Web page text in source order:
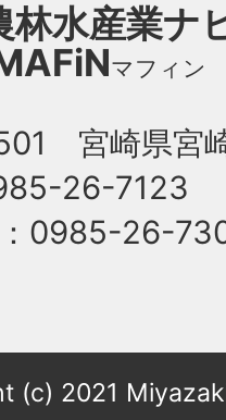
林水産業ナ
マフィン
宮崎県宮
26-7123
：0985-26-
(c) 2021